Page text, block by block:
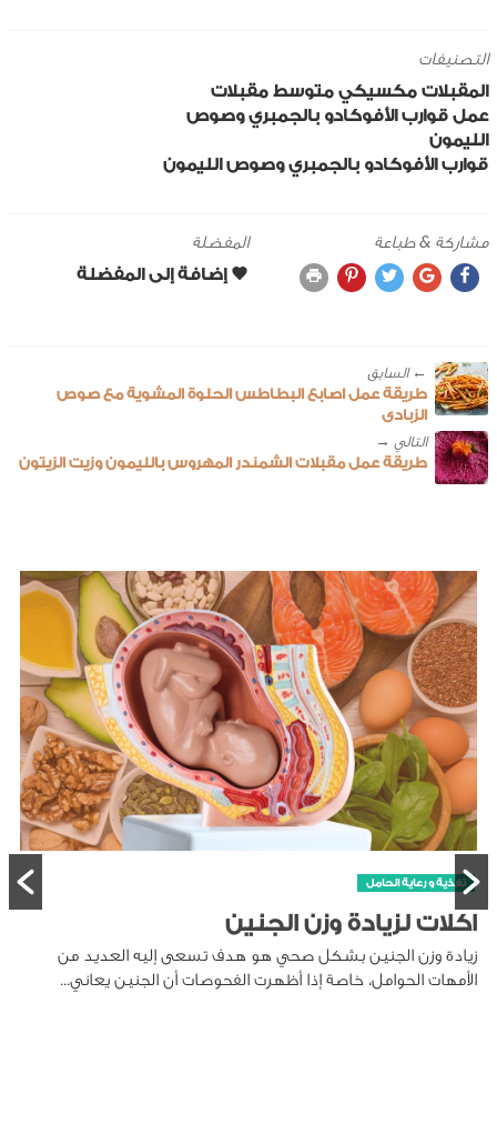
التصنيفات
المقبلات مكسيكي متوسط مقبلات
عمل قوارب الأفوكادو بالجمبري وصوص
الليمون
قوارب الأفوكادو بالجمبري وصوص الليمون
مشاركة & طباعة المفضلة
← ‎السابق
طريقة عمل اصابع البطاطس الحلوة المشوية مع صوص
الزبادى
طريقة عمل مقبلات الشمندر المهروس بالليمون وزيت الزيتون
تغذية و رعاية الحامل
اكلات لزيادة وزن الجنين
زيادة وزن الجنين بشكل صحي هو هدف تسعى إليه العديد من
الأمهات الحوامل، خاصة إذا أظهرت الفحوصات أن الجنين يعاني...